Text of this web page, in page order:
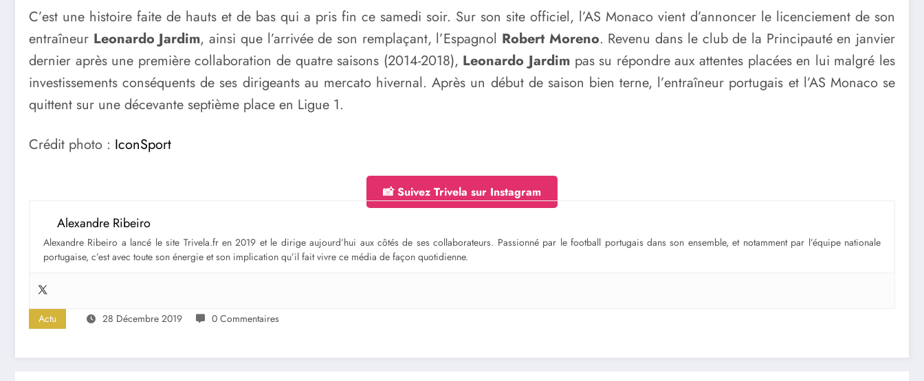
C’est une histoire faite de hauts et de bas qui a pris fin ce samedi soir. Sur son site officiel, l’AS Monaco vient d’annoncer le licenciement de son
entraîneur Leonardo Jardim, ainsi que l’arrivée de son remplaçant, l’Espagnol Robert Moreno. Revenu dans le club de la Principauté en janvier
dernier après une première collaboration de quatre saisons (2014-2018), Leonardo Jardim pas su répondre aux attentes placées en lui malgré les
investissements conséquents de ses dirigeants au mercato hivernal. Après un début de saison bien terne, l’entraîneur portugais et l’AS Monaco se
quittent sur une décevante septième place en Ligue 1.
Crédit photo : IconSport
📸 Suivez Trivela sur Instagram
Alexandre Ribeiro
Alexandre Ribeiro a lancé le site Trivela.fr en 2019 et le dirige aujourd’hui aux côtés de ses collaborateurs. Passionné par le football portugais dans son ensemble, et notamment par l’équipe nationale
portugaise, c’est avec toute son énergie et son implication qu’il fait vivre ce média de façon quotidienne.
Actu 28 Décembre 2019 0 Commentaires